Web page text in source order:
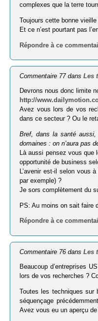
complexes que la terre
Toujours cette bonne
Et ce n’est pourtant pas
Répondre à ce
Commentaire 77 dansLes
Devrons nous donc limite
http://
Avez vous lors de vos
dans ce secteur ? Ou le
Bref, dans la santé aussi,
domaines : on n’aura pas
Là aussi pensez vous
opportunité de business
L’avenir est-il selon vous
par exemple) ?
Je sors complètement du
PS: Au moins on sait faire
Répondre à ce
Commentaire 76 dansLes
Beaucoup d’entreprises
lors de vos recherches ?
Toutes les techniques sur
séquençage
Avez vous eu un aperçu